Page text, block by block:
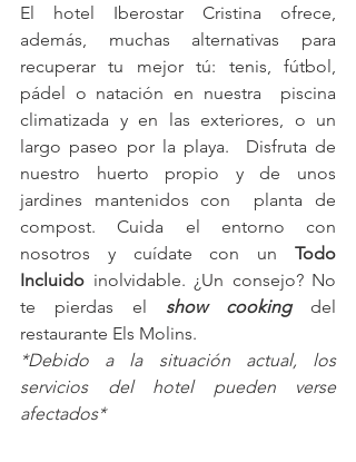
El hotel Iberostar Cristina ofrece,
además, muchas alternativas para
recuperar tu mejor tú: tenis, fútbol,
pádel o natación en nuestra  piscina
climatizada y en las exteriores, o un
largo paseo por la playa.  Disfruta de
nuestro huerto propio y de unos
jardines mantenidos con  planta de
compost. Cuida el entorno con
nosotros y cuídate con un Todo
Incluido inolvidable. ¿Un consejo? No
te pierdas el show cooking
del
restaurante Els Molins.
*Debido a la situación actual, los
servicios del hotel pueden verse
afectados*